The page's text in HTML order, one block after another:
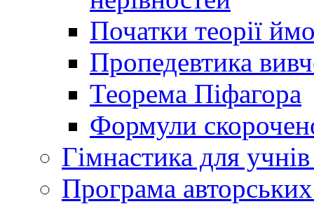
Початки теорії
Пропедевтика
Теорема Піфагора
Формули
Гімнастика для
Програма